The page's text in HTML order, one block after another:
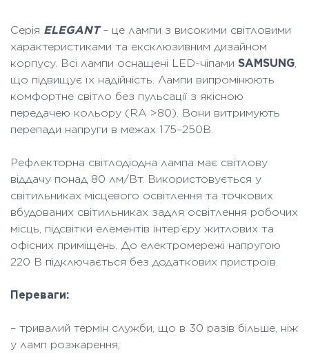
Серія ELEGANT– це лампи з високими світловими
характеристиками та ексклюзивним дизайном
корпусу. Всі лампи оснащені LED-чіпами SAMSUNG
що підвищує їх надійність. Лампи випромінюють
комфортне світло без пульсації з якісною
передачею кольору (RA >80). Вони витримують
перепади напруги в межах 175–250В.
Рефлекторна світлодіодна лампа має світлову
віддачу понад 80 лм/Вт. Використовується у
світильниках місцевого освітлення та точкових
вбудованих світильниках задля освітлення робочих
місць, підсвітки елементів інтер’єру житлових та
офісних приміщень. До електромережі напругою
220 В підключається без додаткових пристроїв.
Переваги:
– тривалий термін служби, що в 30 разів більше, ніж
у ламп розжарення;